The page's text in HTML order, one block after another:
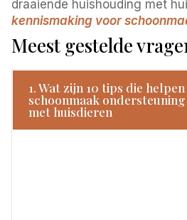
draaiende huishouding met
kennismaking voor
Meest gestelde
1. Wat zijn 10 tips die
schoonmaak
met huisdieren